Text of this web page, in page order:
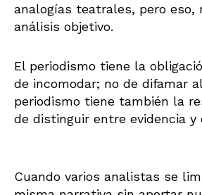
analogías teatrales, pero eso,
análisis objetivo.
El periodismo tiene la
de incomodar; no de difamar
periodismo tiene también la
de distinguir entre evidencia y
Cuando varios analistas se